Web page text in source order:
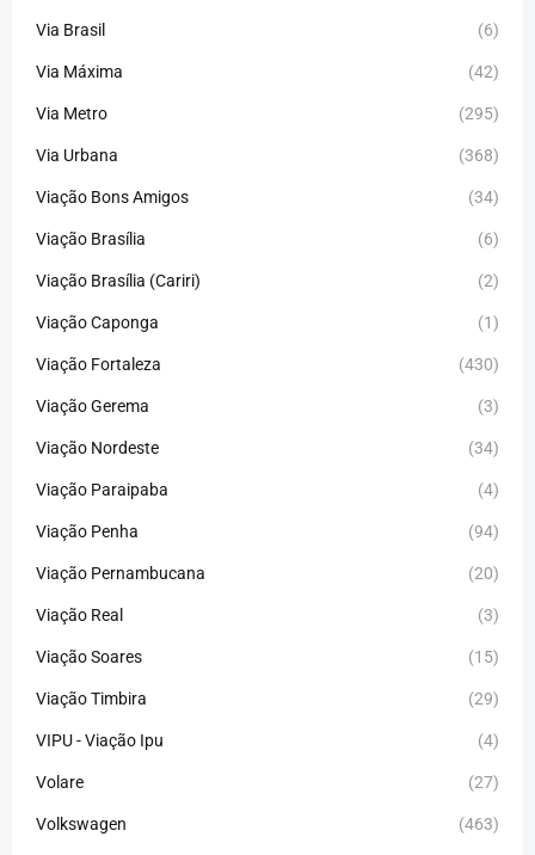
Via Brasil (6)
Via Máxima (42)
Via Metro (295)
Via Urbana (368)
Viação Bons Amigos (34)
Viação Brasília (6)
Viação Brasília (Cariri) (2)
Viação Caponga (1)
Viação Fortaleza (430)
Viação Gerema (3)
Viação Nordeste (34)
Viação Paraipaba (4)
Viação Penha (94)
Viação Pernambucana (20)
Viação Real (3)
Viação Soares (15)
Viação Timbira (29)
VIPU - Viação Ipu (4)
Volare (27)
Volkswagen (463)